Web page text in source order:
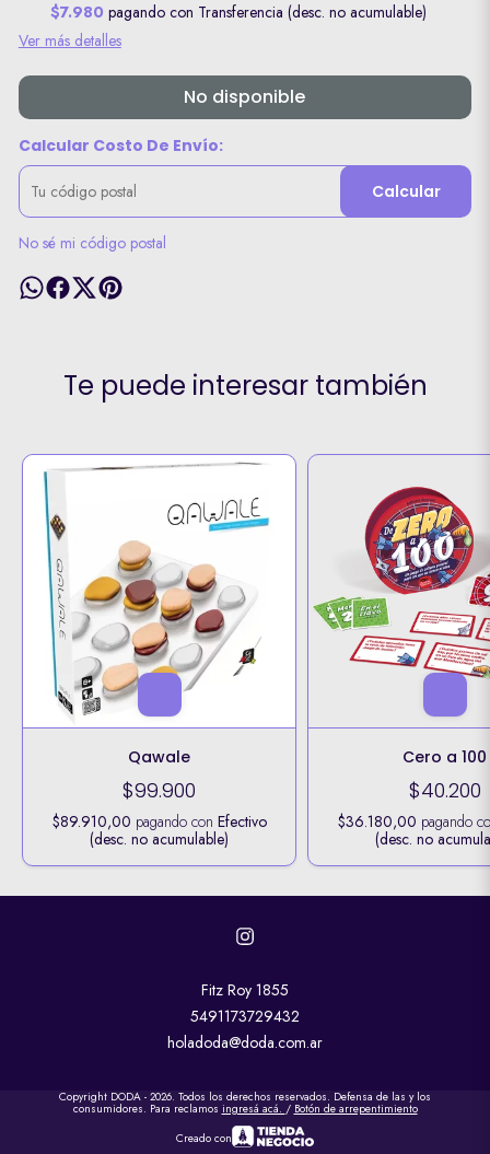
$7.980 pagando con Transferencia (desc. no acumulable)
Ver más detalles
No disponible
Calcular Costo De Envío:
Calcular
No sé mi código postal
Te puede interesar también
Qawale
$99.900
$89.910,00 pagando con Efectivo
(desc. no acumulable)
Cero a 100
$40.200
$36.180,00 pagando
(desc. no
Fitz Roy 1855
5491173729432
holadoda@doda.com.ar
Copyright DODA - 2026. Todos los derechos reservados. Defensa de las y los
consumidores. Para reclamos ingresá acá. / Botón de arrepentimiento
Creado con